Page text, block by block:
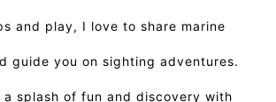
and play, I love to share marine
guide you on sighting adventures.
splash of fun and discovery with